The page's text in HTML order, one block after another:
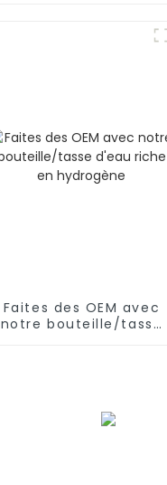
Faites des OEM avec
notre bouteille/tasse